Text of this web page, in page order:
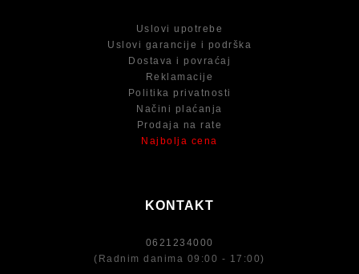
Uslovi upotrebe
Uslovi garancije i podrška
Dostava i povraćaj
Reklamacije
Politika privatnosti
Načini plaćanja
Prodaja na rate
Najbolja cena
KONTAKT
0621234000
(Radnim danima 09:00 - 17:00)